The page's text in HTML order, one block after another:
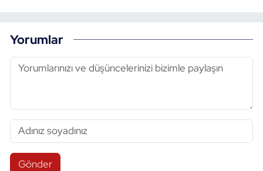
Yorumlar
Gönder